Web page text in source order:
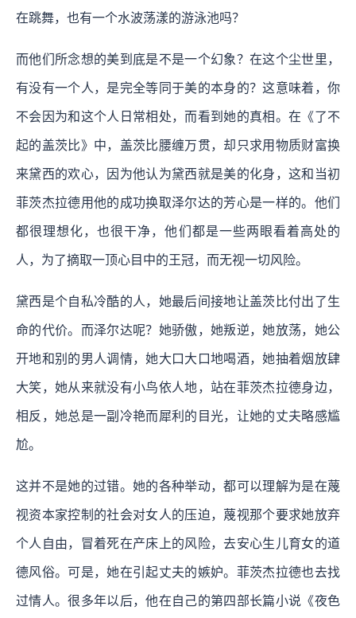
在跳舞，也有一个水波荡漾的游泳池吗？
而他们所念想的美到底是不是一个幻象？在这个尘世里，
有没有一个人，是完全等同于美的本身的？这意味着，你
不会因为和这个人日常相处，而看到她的真相。在《了不
起的盖茨比》中，盖茨比腰缠万贯，却只求用物质财富换
来黛西的欢心，因为他认为黛西就是美的化身，这和当初
菲茨杰拉德用他的成功换取泽尔达的芳心是一样的。他们
都很理想化，也很干净，他们都是一些两眼看着高处的
人，为了摘取一顶心目中的王冠，而无视一切风险。
黛西是个自私冷酷的人，她最后间接地让盖茨比付出了生
命的代价。而泽尔达呢？她骄傲，她叛逆，她放荡，她公
开地和别的男人调情，她大口大口地喝酒，她抽着烟放肆
大笑，她从来就没有小鸟依人地，站在菲茨杰拉德身边，
相反，她总是一副冷艳而犀利的目光，让她的丈夫略感尴
尬。
这并不是她的过错。她的各种举动，都可以理解为是在蔑
视资本家控制的社会对女人的压迫，蔑视那个要求她放弃
个人自由，冒着死在产床上的风险，去安心生儿育女的道
德风俗。可是，她在引起丈夫的嫉妒。菲茨杰拉德也去找
过情人。很多年以后，他在自己的第四部长篇小说《夜色